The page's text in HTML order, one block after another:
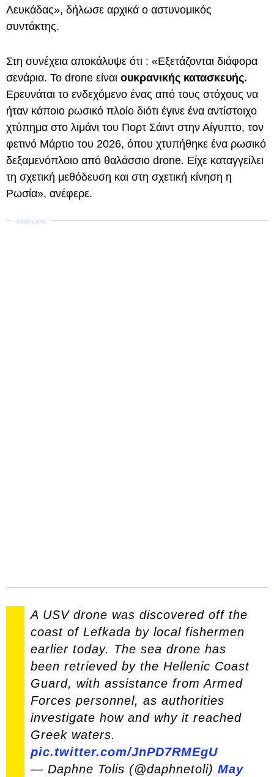
Λευκάδας», δήλωσε αρχικά ο αστυνομικός
συντάκτης.
Στη συνέχεια αποκάλυψε ότι : «Εξετάζονται διάφορα
σενάρια. Το drone είναι ουκρανικής κατασκευής.
Ερευνάται το ενδεχόμενο ένας από τους στόχους να
ήταν κάποιο ρωσικό πλοίο διότι έγινε ένα αντίστοιχο
χτύπημα στο λιμάνι του Πορτ Σάιντ στην Αίγυπτο, τον
φετινό Μάρτιο του 2026, όπου χτυπήθηκε ένα ρωσικό
δεξαμενόπλοιο από θαλάσσιο drone. Είχε καταγγείλει
τη σχετική μεθόδευση και στη σχετική κίνηση η
Ρωσία», ανέφερε.
A USV drone was discovered off the
coast of Lefkada by local fishermen
earlier today. The sea drone has
been retrieved by the Hellenic Coast
Guard, with assistance from Armed
Forces personnel, as authorities
investigate how and why it reached
Greek waters.
pic.twitter.com/JnPD7RMEgU
— Daphne Tolis (@daphnetoli) May